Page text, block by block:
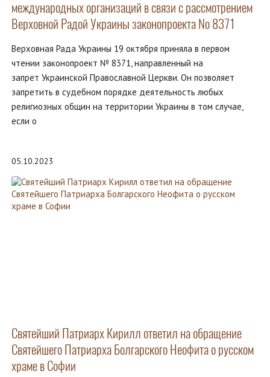
международных организаций в связи с рассмотрением
Верховной Радой Украины законопроекта № 8371
Верховная Рада Украины 19 октября приняла в первом
чтении законопроект № 8371, направленный на
запрет Украинской Православной Церкви. Он позволяет
запретить в судебном порядке деятельность любых
религиозных общин на территории Украины в том случае,
если о
05.10.2023
Святейший Патриарх Кирилл ответил на обращение
Святейшего Патриарха Болгарского Неофита о русском
храме в Софии